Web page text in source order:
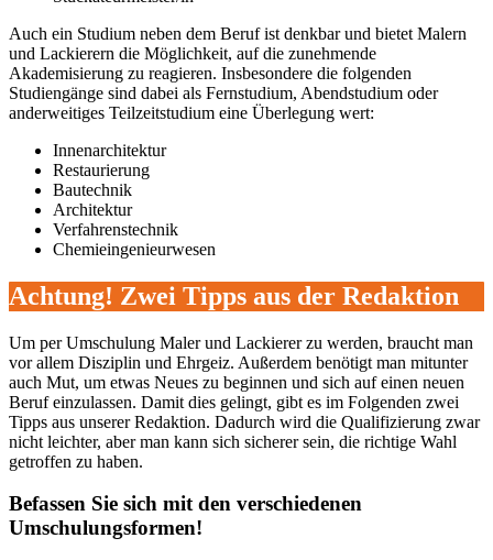
Auch ein Studium neben dem Beruf ist denkbar und bietet Malern
und Lackierern die Möglichkeit, auf die zunehmende
Akademisierung zu reagieren. Insbesondere die folgenden
Studiengänge sind dabei als Fernstudium, Abendstudium oder
anderweitiges Teilzeitstudium eine Überlegung wert:
Innenarchitektur
Restaurierung
Bautechnik
Architektur
Verfahrenstechnik
Chemieingenieurwesen
Achtung! Zwei Tipps aus der Redaktion
Um per Umschulung Maler und Lackierer zu werden, braucht man
vor allem Disziplin und Ehrgeiz. Außerdem benötigt man mitunter
auch Mut, um etwas Neues zu beginnen und sich auf einen neuen
Beruf einzulassen. Damit dies gelingt, gibt es im Folgenden zwei
Tipps aus unserer Redaktion. Dadurch wird die Qualifizierung zwar
nicht leichter, aber man kann sich sicherer sein, die richtige Wahl
getroffen zu haben.
Befassen Sie sich mit den verschiedenen
Umschulungsformen!